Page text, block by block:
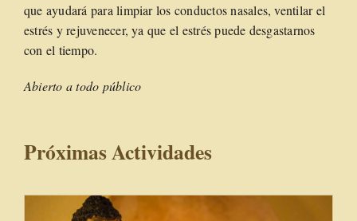
que ayudará para limpiar los conductos nasales, ventilar el
estrés y rejuvenecer, ya que el estrés puede desgastarnos
con el tiempo.
Abierto a todo público
Próximas Actividades